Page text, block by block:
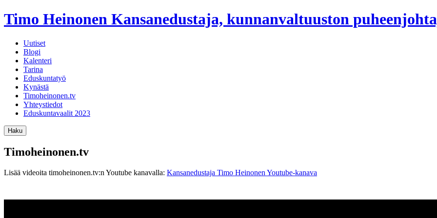
Timo Heinonen Kansanedustaja, kunnanvaltuuston
Uutiset
Blogi
Kalenteri
Tarina
Eduskuntatyö
Kynästä
Timoheinonen.tv
Yhteystiedot
Eduskuntavaalit 2023
Haku
Timoheinonen.tv
Lisää videoita timoheinonen.tv:n Youtube kanavalla: Kansanedustaja Timo Heinonen Youtube-kanava